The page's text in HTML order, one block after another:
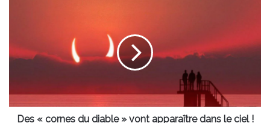
diable
apparaître
dans
Des « cornes du diable » vont apparaître dans le ciel !